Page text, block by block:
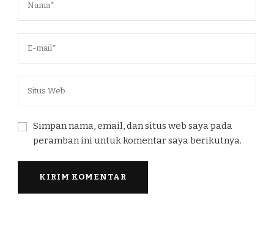
Simpan nama, email, dan situs web saya pada
peramban ini untuk komentar saya berikutnya.